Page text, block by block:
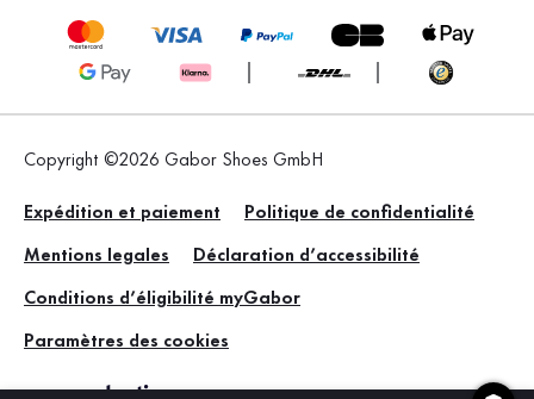
Copyright ©2026 Gabor Shoes GmbH
Expédition et paiement Politique de confidentialité
Mentions legales Déclaration d’accessibilité
Conditions d’éligibilité myGabor
Paramètres des cookies